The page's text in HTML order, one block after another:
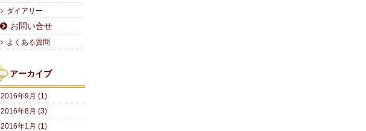
ダイアリー
お問い合せ
よくある質問
アーカイブ
2016年9月 (1)
2016年8月 (3)
2016年1月 (1)